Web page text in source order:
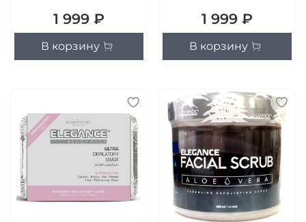
1 999 ₽
В корзину
1 999 ₽
В корзину